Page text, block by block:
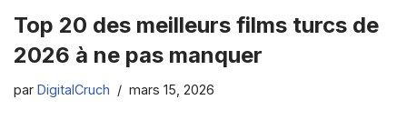
Top 20 des meilleurs films turcs de
2026 à ne pas manquer
par DigitalCruch mars 15, 2026